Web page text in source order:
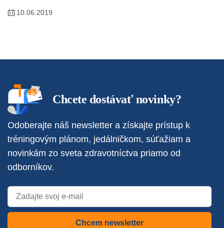
10.06.2019
Chcete dostávať novinky?
Odoberajte náš newsletter a získajte prístup k
tréningovým plánom, jedálničkom, súťažiam a
novinkám zo sveta zdravotníctva priamo od
odborníkov.
Chcem newsletter